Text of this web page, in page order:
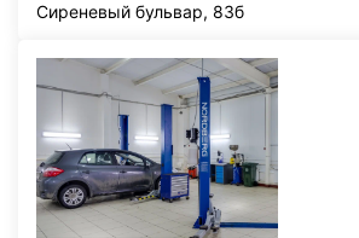
Сиреневый бульвар, 83б